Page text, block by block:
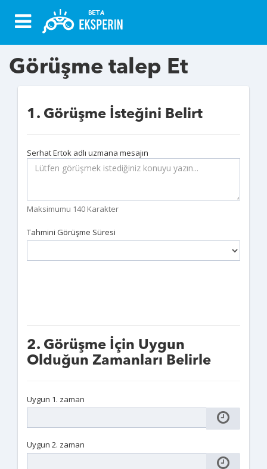
Görüşme talep Et
1. Görüşme İsteğini Belirt
Serhat Ertok adlı uzmana mesajın
Maksimumu 140 Karakter
Tahmini Görüşme Süresi
2. Görüşme İçin Uygun
Olduğun Zamanları Belirle
Uygun 1. zaman
Uygun 2. zaman